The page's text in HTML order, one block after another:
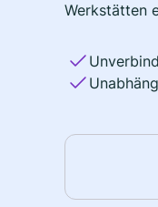
Werkstätten